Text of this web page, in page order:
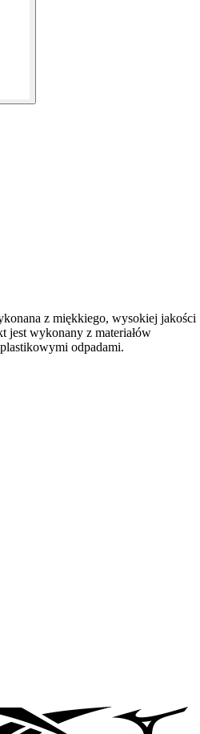
z miękkiego, wysokiej jakości
jest wykonany z materiałów
odpadami.